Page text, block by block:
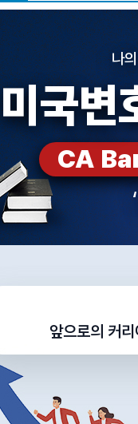
나
미국변
CA
앞으로의 커